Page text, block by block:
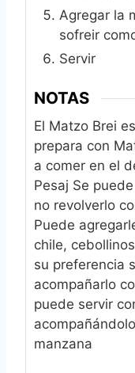
Agregar la
sofreir
Servir
NOTAS
El Matzo Brei
prepara con
a comer en el
Pesaj Se
no revolverlo
Puede
chile,
su preferencia
acompañarlo
puede servir
manzana